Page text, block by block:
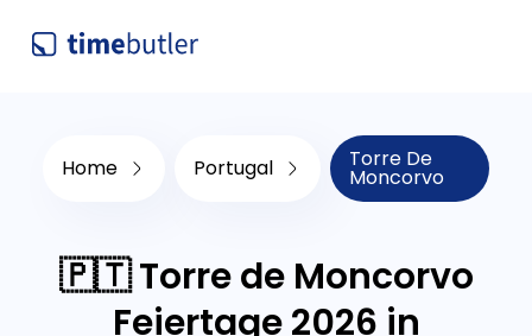
Home Portugal Torre De
Moncorvo
🇵🇹 Torre de Moncorvo
Feiertage 2026 in